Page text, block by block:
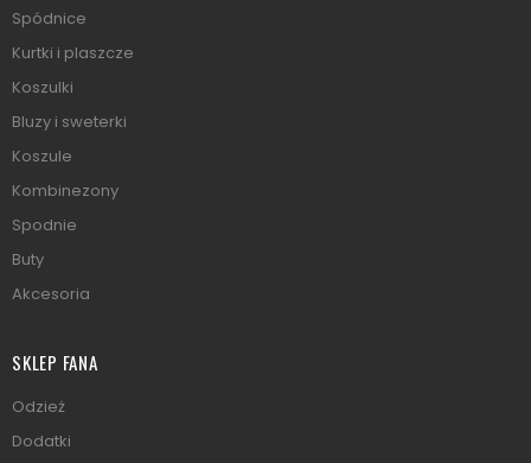
Spódnice
Kurtki i plaszcze
Koszulki
Bluzy i sweterki
Koszule
Kombinezony
Spodnie
Buty
Akcesoria
SKLEP FANA
Odzież
Dodatki